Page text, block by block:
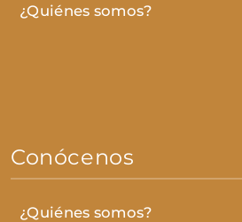
¿Quiénes somos?
Conócenos
¿Quiénes somos?